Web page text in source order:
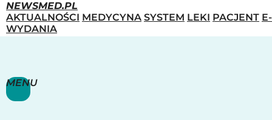
NEWSMED.PL
AKTUALNOŚCI MEDYCYNA SYSTEM LEKI PACJENT E-
WYDANIA
MENU